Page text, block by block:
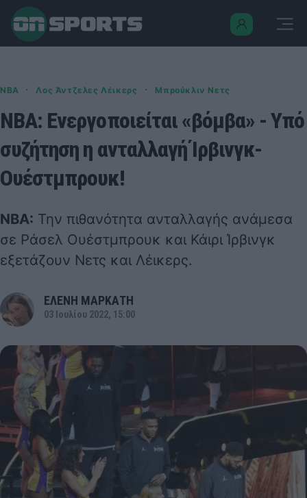
NBA · Λος Άντζελες Λέικερς · Μπρούκλιν Νετς
NBA: Ενεργοποιείται «βόμβα» - Υπό
συζήτηση η ανταλλαγή Ίρβινγκ-
Ουέστμπρουκ!
ΝΒΑ: Την πιθανότητα ανταλλαγής ανάμεσα
σε Ράσελ Ουέστμπρουκ και Κάιρι Ίρβινγκ
εξετάζουν Νετς και Λέικερς.
ΕΛΕΝΗ ΜΑΡΚΑΤΗ
03 Ιουλίου 2022, 15:00